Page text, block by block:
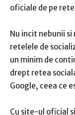
oficiale de pe
Nu incit nebunii
retelele de
un minim de
drept retea
Google, ceea ce
Cu site-ul oficial